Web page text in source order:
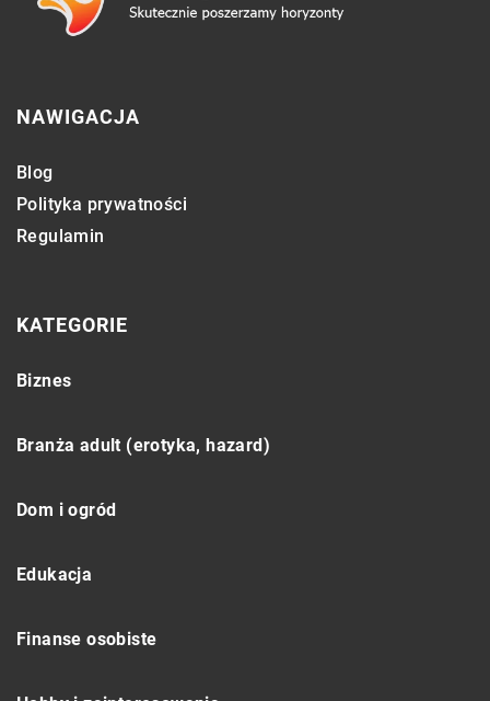
NAWIGACJA
Blog
Polityka prywatności
Regulamin
KATEGORIE
Biznes
Branża adult (erotyka, hazard)
Dom i ogród
Edukacja
Finanse osobiste